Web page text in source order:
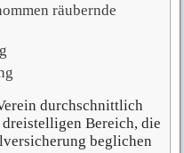
räubernde
durchschnittlich
Bereich, die
beglichen